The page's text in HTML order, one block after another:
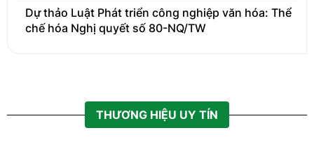
Dự thảo Luật Phát triển công nghiệp văn hóa: Thể
chế hóa Nghị quyết số 80-NQ/TW
THƯƠNG HIỆU UY TÍN